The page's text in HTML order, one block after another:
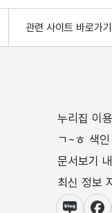
관련 사이트 바로가기
누리집 이
ㄱ~ㅎ 색인
문서보기
최신 정보
블로그페이